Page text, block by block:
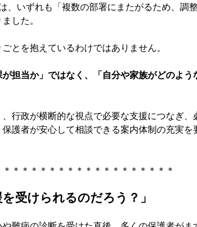
、いずれも「複数の部署にまたがるため、調
した。
とを抱えているわけではありません。
担当か」ではなく、「自分や家族がどのよう
行政が横断的な視点で必要な支援につなぎ、
護者が安心して相談できる案内体制の充実を
＊＊＊＊＊＊＊＊＊＊＊＊＊＊＊＊＊＊
受けられるのだろう？」